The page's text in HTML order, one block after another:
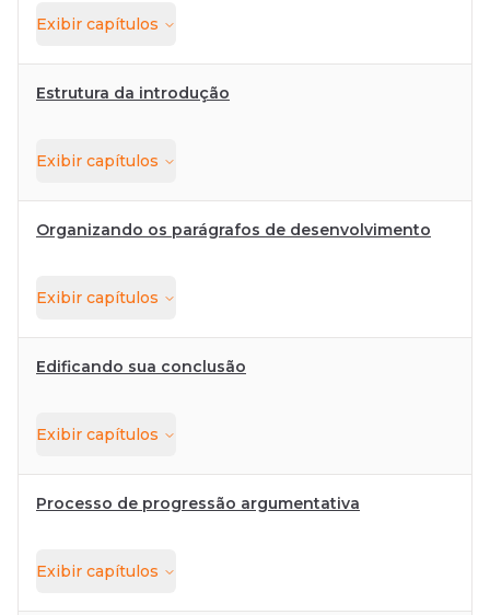
Exibir capítulos
Estrutura da introdução
Exibir capítulos
Organizando os parágrafos de desenvolvimento
Exibir capítulos
Edificando sua conclusão
Exibir capítulos
Processo de progressão argumentativa
Exibir capítulos